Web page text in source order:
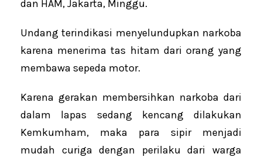
dan HAM, Jakarta, Minggu.
Undang terindikasi menyelundupkan narkoba
karena menerima tas hitam dari orang yang
membawa sepeda motor.
Karena gerakan membersihkan narkoba dari
dalam lapas sedang kencang dilakukan
Kemkumham, maka para sipir menjadi
mudah curiga dengan perilaku dari warga